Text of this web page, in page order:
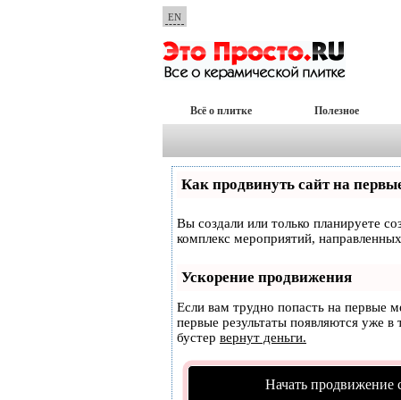
EN
Всё о плитке Полезное
Как продвинуть сайт на
Вы создали или только планируете
комплекс мероприятий,
Ускорение продвижения
Если вам трудно попасть на первые
первые результаты появляются уже
бустер вернут деньги.
Начать продвижение